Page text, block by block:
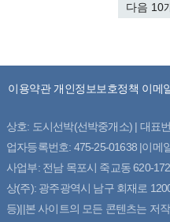
다음 10
이용약관 개인정보보호정책 이메
상호: 도시선박(선박중개소) | 대표
업자등록번호: 475-25-01638 |이메
사업부: 전남 목포시 죽교동 620-
상(주): 광주광역시 남구 회재로
등)||본 사이트의 모든 콘텐츠는 저